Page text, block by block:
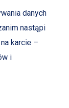
danych
nastąpi
karcie –
i